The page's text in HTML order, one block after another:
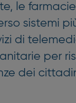
le
sistemi
di
per
dei